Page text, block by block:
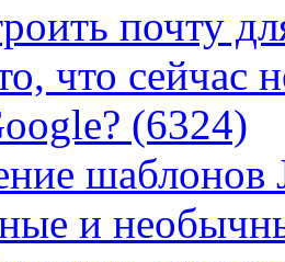
почту
что сейчас
(6324)
шаблонов
и